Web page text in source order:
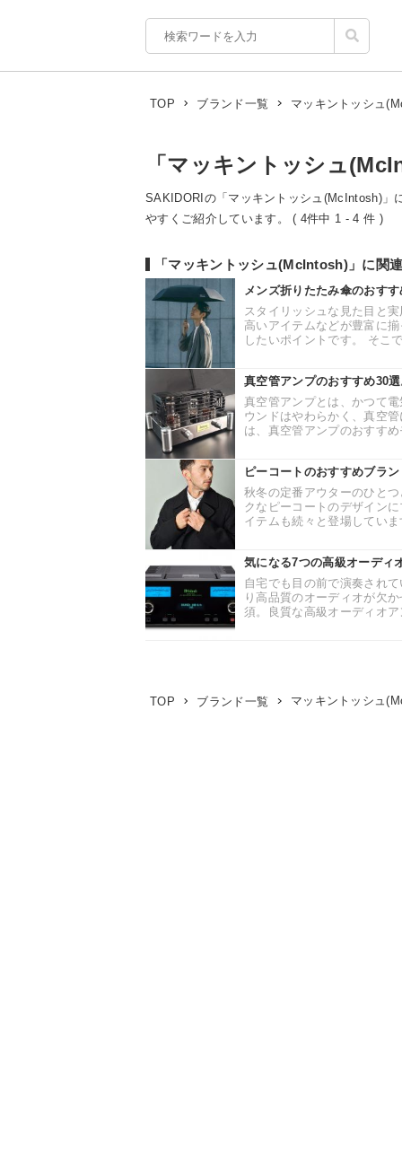
TOP ブランド一覧 マッキントッシュ
「マッキントッシュ
SAKIDORIの「マッキントッシュ(McIntosh)」
やすくご紹介しています。 ( 4件中 1 - 4 件 )
「マッキントッシュ(McIntosh)」に関
メンズ折りたたみ傘のおす
スタイリッシュな見た目と
高いアイテムなどが豊富に
したいポイントです。 そこ
真空管アンプのおすすめ30
真空管アンプとは、かつて
ウンドはやわらかく、真空
は、真空管アンプのおすす
ピーコートのおすすめブラ
秋冬の定番アウターのひと
クなピーコートのデザイン
イテムも続々と登場してい
気になる7つの高級オーディ
自宅でも目の前で演奏され
り高品質のオーディオが欠
須。良質な高級オーディオ
TOP ブランド一覧 マッキントッシュ